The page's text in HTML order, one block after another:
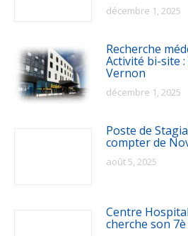
décembre 1, 2025
Recherche
Activité bi-site :
Vernon
décembre 1, 2025
Poste de
compter de
août 5, 2025
Centre
cherche son